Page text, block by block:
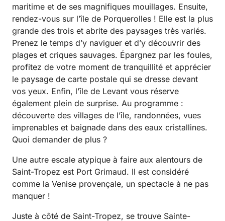
maritime et de ses magnifiques mouillages. Ensuite,
rendez-vous sur l’île de Porquerolles ! Elle est la plus
grande des trois et abrite des paysages très variés.
Prenez le temps d’y naviguer et d’y découvrir des
plages et criques sauvages. Épargnez par les foules,
profitez de votre moment de tranquillité et apprécier
le paysage de carte postale qui se dresse devant
vos yeux. Enfin, l’île de Levant vous réserve
également plein de surprise. Au programme :
découverte des villages de l’île, randonnées, vues
imprenables et baignade dans des eaux cristallines.
Quoi demander de plus ?
Une autre escale atypique à faire aux alentours de
Saint-Tropez est Port Grimaud. Il est considéré
comme la Venise provençale, un spectacle à ne pas
manquer !
Juste à côté de Saint-Tropez, se trouve Sainte-